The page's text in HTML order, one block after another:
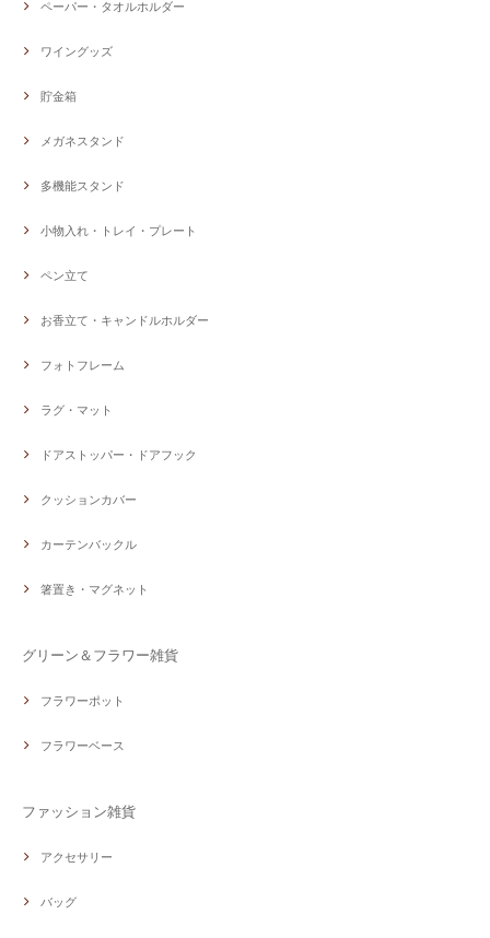
ペーパー・タオルホルダー
ワイングッズ
貯金箱
メガネスタンド
多機能スタンド
小物入れ・トレイ・プレート
ペン立て
お香立て・キャンドルホルダー
フォトフレーム
ラグ・マット
ドアストッパー・ドアフック
クッションカバー
カーテンバックル
箸置き・マグネット
グリーン＆フラワー雑貨
フラワーポット
フラワーベース
ファッション雑貨
アクセサリー
バッグ